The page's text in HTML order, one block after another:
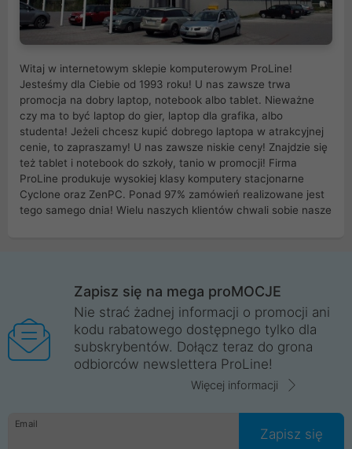
Witaj w internetowym sklepie komputerowym ProLine!
Jesteśmy dla Ciebie od 1993 roku! U nas zawsze trwa
promocja na dobry laptop, notebook albo tablet. Nieważne
czy ma to być laptop do gier, laptop dla grafika, albo
studenta! Jeżeli chcesz kupić dobrego laptopa w atrakcyjnej
cenie, to zapraszamy! U nas zawsze niskie ceny! Znajdzie się
też tablet i notebook do szkoły, tanio w promocji! Firma
ProLine produkuje wysokiej klasy komputery stacjonarne
Cyclone oraz ZenPC. Ponad 97% zamówień realizowane jest
tego samego dnia! Wielu naszych klientów chwali sobie nasze
Wrocław, Poznań, Legnica, Katowice, Gliwice, Kalisz, Bytom,
Trzebnica, Opole. Szybka i profesjonalna obsługa!
ProLine to polska firma ze 100% polskim kapitałem. Działamy
legalnie i płacimy podatki w naszym kraju! Posiadamy siedzibę
główną w Mirkowie oraz salony na terenie kraju. Cała
komunikacja ze sklepem komputerowym ProLine jest
danych osobowych. Dlatego zakup notebooka albo laptopa w
ProLine to czysta przyjemność i pełne bezpieczeństwo.
Zaopatrzysz się u nas w akcesoria i części komputerowe
Zapisz się na mega proMOCJE
Nie strać żadnej informacji o promocji ani
kodu rabatowego dostępnego tylko dla
subskrybentów. Dołącz teraz do grona
odbiorców newslettera ProLine!
Więcej informacji
Email
Zapisz się